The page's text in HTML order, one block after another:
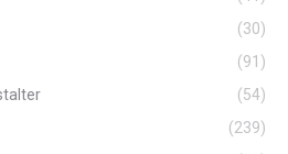
(30)
(91)
(54)
(239)